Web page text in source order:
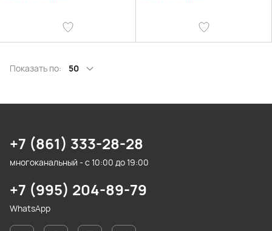
Показать по: 50
+7 (861) 333-28-28
многоканальный - с 10:00 до 19:00
+7 (995) 204-89-79
WhatsApp